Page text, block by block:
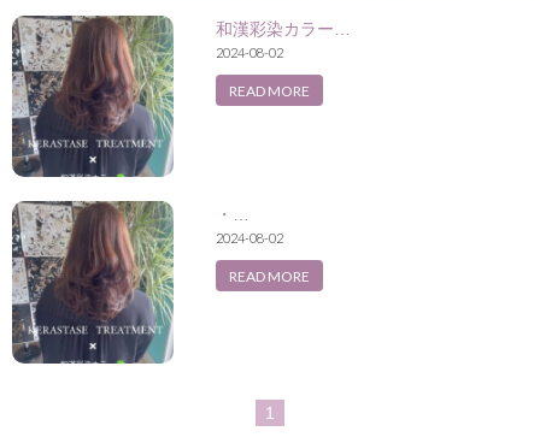
和漢彩染カラー…
2024-08-02
READ MORE
・…
2024-08-02
READ MORE
1